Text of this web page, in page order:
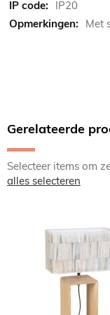
IP20
Met
Gerelateerde
Selecteer items om
alles selecteren